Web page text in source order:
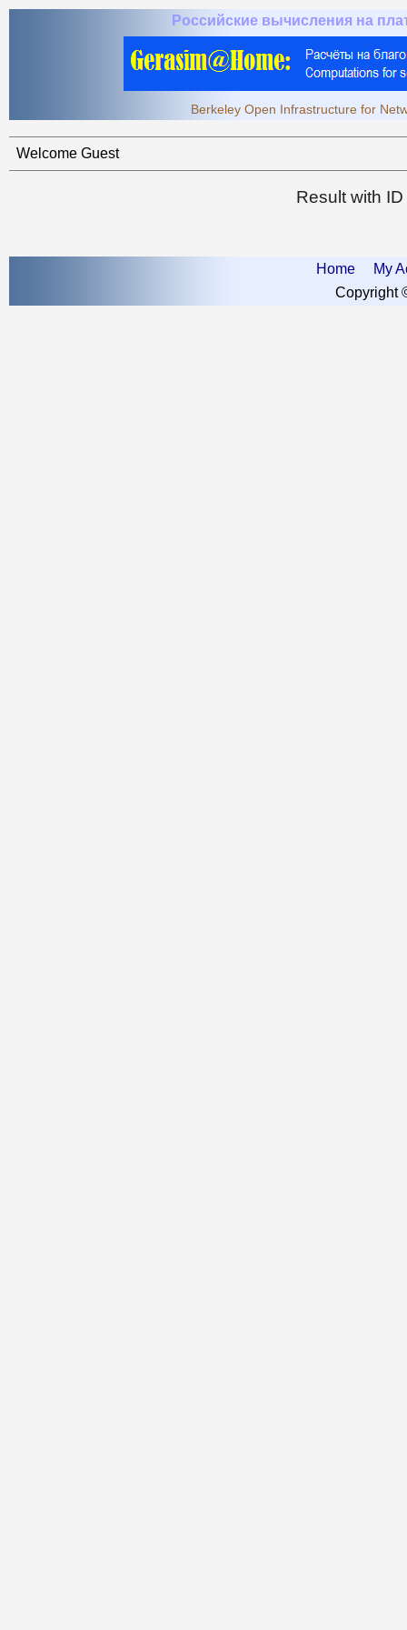
Российские вычисления на
Berkeley Open Infrastructure for
Welcome Guest
Result with
Home
My
Copyright